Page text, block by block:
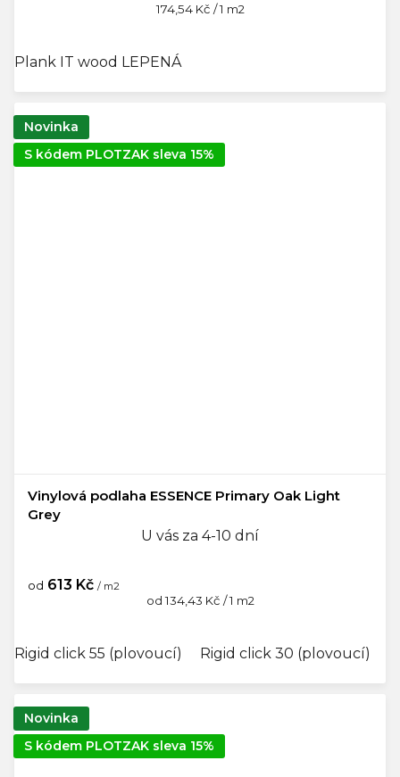
Měrná
174,54 Kč / 1 m2
Plank IT wood LEPENÁ
Novinka
S kódem PLOTZAK sleva 15%
Vinylová podlaha ESSENCE Primary Oak Light
Grey
U vás za 4-10 dní
od 613 Kč / m2
Měrná
od 134,43 Kč / 1 m2
Rigid click 55 (plovoucí) Rigid click 30 (plovoucí)
Novinka
S kódem PLOTZAK sleva 15%